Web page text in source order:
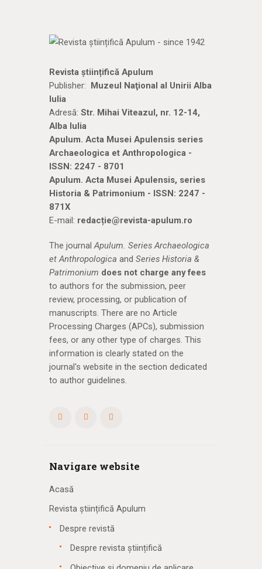
Revista științifică Apulum
Publisher: Muzeul Naţional al Unirii Alba
Iulia
Adresă: Str. Mihai Viteazul, nr. 12-14,
Alba Iulia
Apulum. Acta Musei Apulensis series
Archaeologica et Anthropologica -
ISSN: 2247 - 8701
Apulum. Acta Musei Apulensis, series
Historia & Patrimonium - ISSN: 2247 -
871X
E-mail: redacție@revista-apulum.ro
The journalApulum. Series Archaeologica
et Anthropologica and Series Historia &
Patrimonium does not charge any fees
to authors for the submission, peer
review, processing, or publication of
manuscripts. There are no Article
Processing Charges (APCs), submission
fees, or any other type of charges. This
information is clearly stated on the
journal's website in the section dedicated
to author guidelines.
Navigare website
Acasă
Revista științifică Apulum
Despre revistă
Despre revista științifică